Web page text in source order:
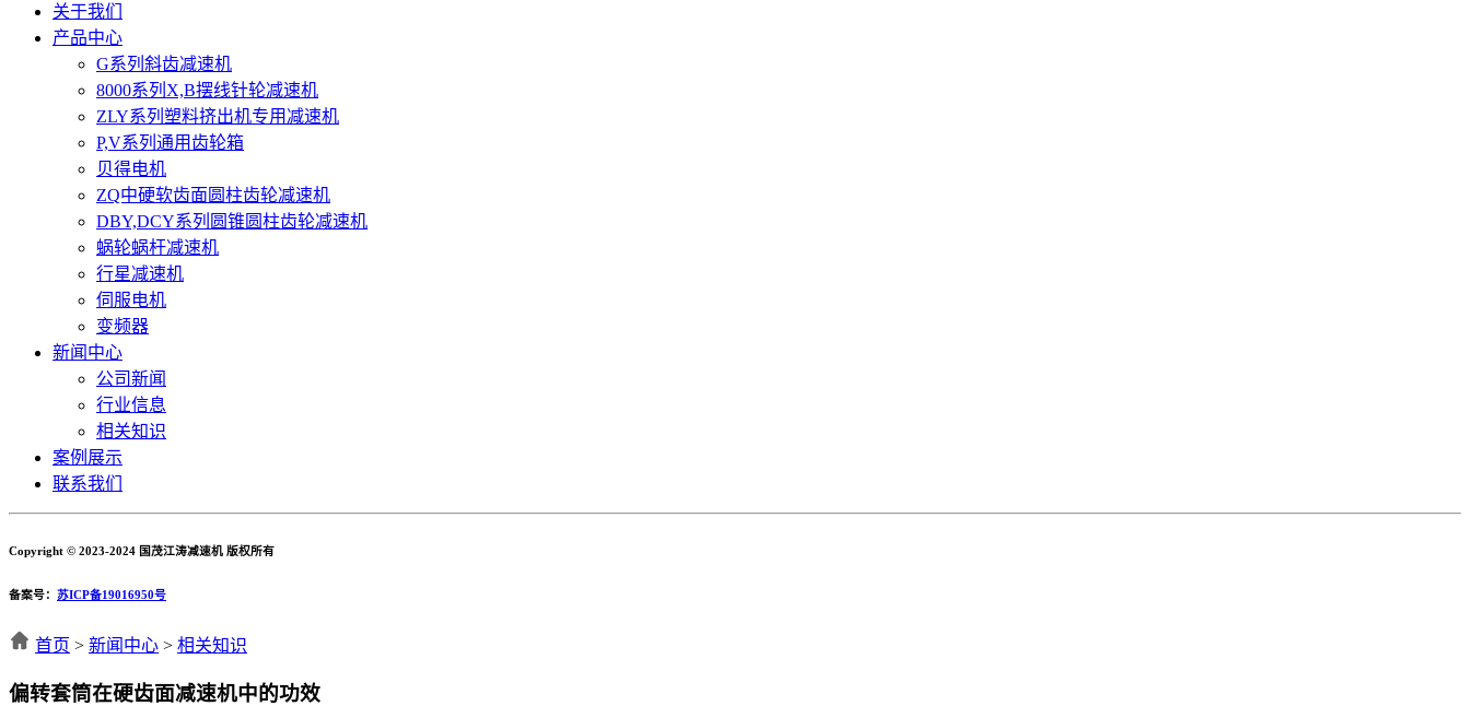
关于我们
产品中心
G系列斜齿减速机
8000系列X,B摆线针轮减速机
ZLY系列塑料挤出机专用减速机
P,V系列通用齿轮箱
贝得电机
ZQ中硬软齿面圆柱齿轮减速机
DBY,DCY系列圆锥圆柱齿轮减速机
蜗轮蜗杆减速机
行星减速机
伺服电机
变频器
新闻中心
公司新闻
行业信息
相关知识
案例展示
联系我们
Copyright © 2023-2024 国茂江涛减速机 版权所有
备案号： 苏ICP备19016950号
首页 > 新闻中心 > 相关知识
偏转套筒在硬齿面减速机中的功效